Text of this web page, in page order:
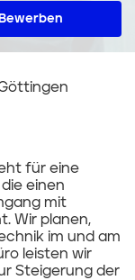
Bewerben
für eine
einen
mit
Wir planen,
im und am
leisten wir
Steigerung der